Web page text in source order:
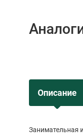
Описание
Занимательная